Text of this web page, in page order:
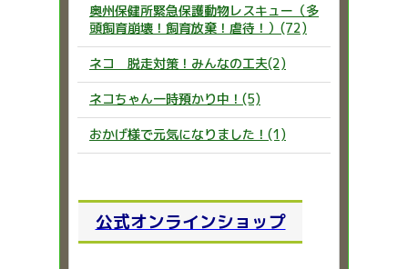
奥州保健所緊急保護動物レスキュー（多
頭飼育崩壊！飼育放棄！虐待！）(72)
ネコ 脱走対策！みんなの工夫(2)
ネコちゃん一時預かり中！(5)
おかげ様で元気になりました！(1)
公式オンラインショップ